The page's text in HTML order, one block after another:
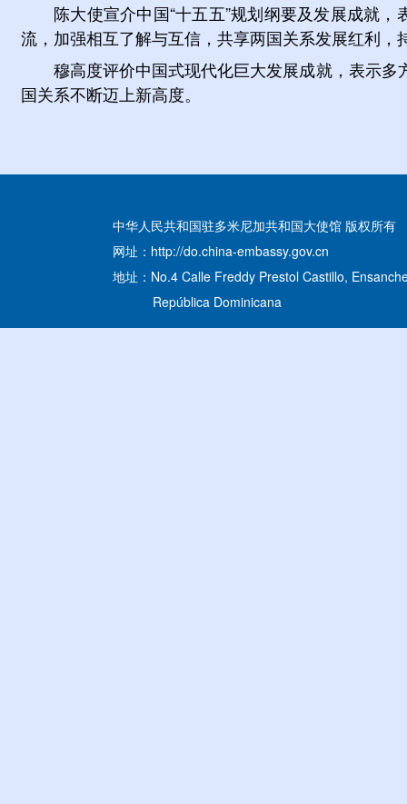
陈大使宣介中国“十五五”规划纲要及发展成就
流，加强相互了解与互信，共享两国关系发展红利，
穆高度评价中国式现代化巨大发展成就，表示
国关系不断迈上新高度。
中华人民共和国驻多米尼加共和国大使馆 版权所有
网址：http://do.china-embassy.gov.cn
地址：No.4 Calle Freddy Prestol Castillo,
República Dominicana